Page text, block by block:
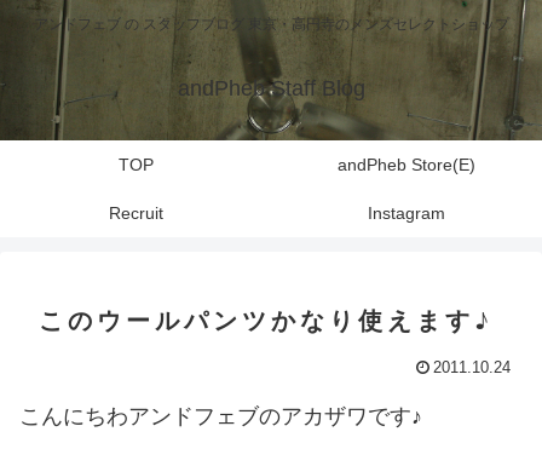
アンドフェブ の スタッフブログ 東京・高円寺のメンズセレクトショップ
andPheb Staff Blog
TOP andPheb Store(E)
Recruit Instagram
このウールパンツかなり使えます♪
2011.10.24
こんにちわアンドフェブのアカザワです♪